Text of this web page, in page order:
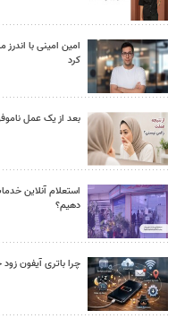
امین امینی با
کرد
بعد از یک عمل
استعلام آنلاین
دهیم؟
چرا باتری آیفون زود خالی